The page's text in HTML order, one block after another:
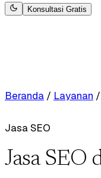
Konsultasi Gratis
Beranda / Layanan /
Jasa SEO
Jasa SEO